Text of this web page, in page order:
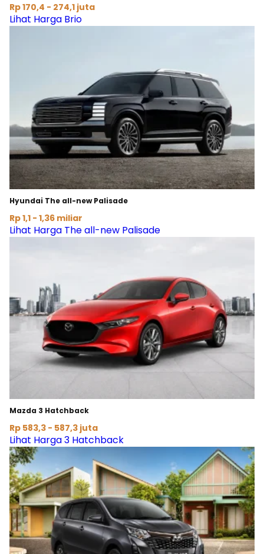
Rp 170,4 - 274,1 juta
Lihat Harga Brio
Hyundai The all-new Palisade
Rp 1,1 - 1,36 miliar
Lihat Harga The all-new Palisade
Mazda 3 Hatchback
Rp 583,3 - 587,3 juta
Lihat Harga 3 Hatchback